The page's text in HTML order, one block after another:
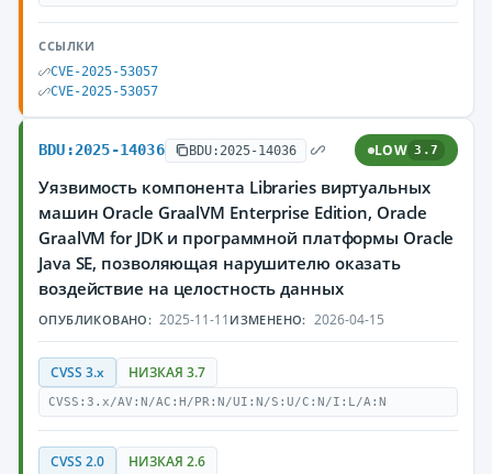
ССЫЛКИ
CVE-2025-53057
CVE-2025-53057
BDU:2025-14036 BDU:2025-14036 LOW 3.7
Уязвимость компонента Libraries виртуальных
машин Oracle GraalVM Enterprise Edition, Oracle
GraalVM for JDK и программной платформы Oracle
Java SE, позволяющая нарушителю оказать
воздействие на целостность данных
ОПУБЛИКОВАНО: 2025-11-11 ИЗМЕНЕНО: 2026-04-15
CVSS 3.x НИЗКАЯ 3.7
CVSS:3.x/AV:N/AC:H/PR:N/UI:N/S:U/C:N/I:L/A:N
CVSS 2.0 НИЗКАЯ 2.6